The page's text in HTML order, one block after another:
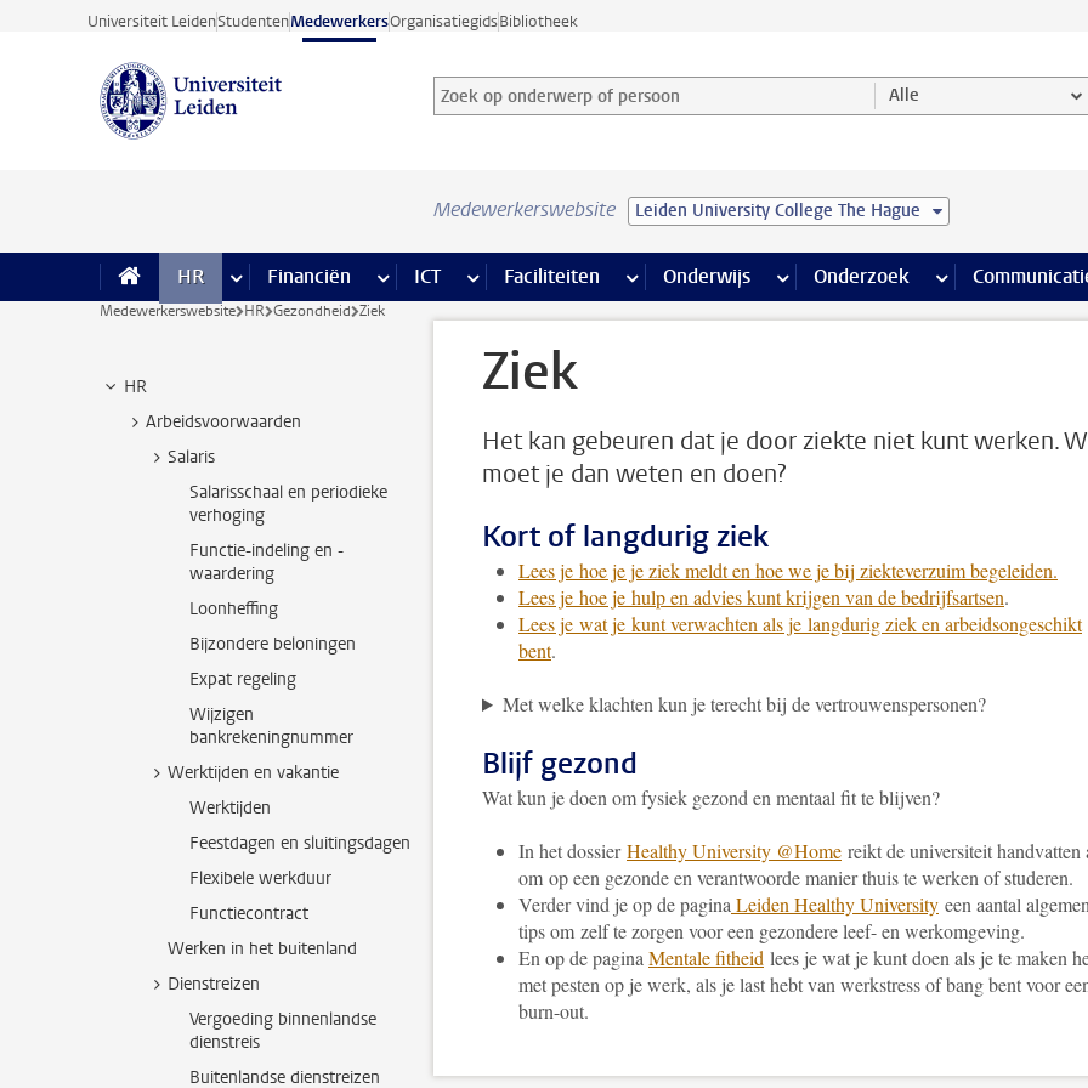
Ga direct naar de inhoud
Universiteit LeidenStudentenMedewerkersOrganisatiegidsBibliotheek
Zoek op onderwerp of persoon en selecteer categorie
Zoekterm Alle
Medewerkerswebsite Leiden University College The Hague
HR meer HR pagina’s
Financiën meer Financiën pagina’s
ICT meer ICT pagina’s
Faciliteiten meer Faciliteiten pagina’s
Onderwijs meer Onderwijs pagina’s
Onderzoek meer Onderzoek
Medewerkerswebsite HR Gezondheid Ziek
HR
Arbeidsvoorwaarden
Salaris
Salarisschaal en periodieke
verhoging
Functie-indeling en -
waardering
Loonheffing
Bijzondere beloningen
Expat regeling
Wijzigen
bankrekeningnummer
Werktijden en vakantie
Werktijden
Feestdagen en sluitingsdagen
Flexibele werkduur
Functiecontract
Werken in het buitenland
Dienstreizen
Vergoeding binnenlandse
dienstreis
Buitenlandse dienstreizen
Ziek
Het kan gebeuren dat je door ziekte niet kunt werken.
moet je dan weten en doen?
Kort of langdurig ziek
Lees je hoe je je ziek meldt en hoe we je bij ziekteverzuim begeleiden.
Lees je hoe je hulp en advies kunt krijgen van de bedrijfsartsen.
Lees je wat je kunt verwachten als je langdurig ziek en arbeidsongeschikt
bent.
Met welke klachten kun je terecht bij de vertrouwenspersonen?
Blijf gezond
Wat kun je doen om fysiek gezond en mentaal fit te blijven?
In het dossierHealthy University @Home reikt de universiteit handvatten
om op een gezonde en verantwoorde manier thuis te werken of studeren.
Verder vind je op de pagina Leiden Healthy University een aantal
tips om zelf te zorgen voor een gezondere leef- en werkomgeving.
En op de pagina Mentale fitheid lees je wat je kunt doen als je te maken
met pesten op je werk, als je last hebt van werkstress of bang bent voor
burn-out.